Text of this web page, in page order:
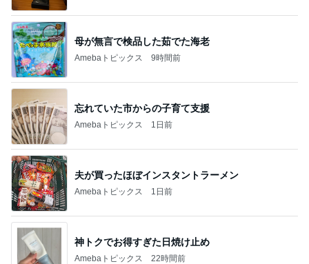
母が無言で検品した茹でた海老
Amebaトピックス 9時間前
忘れていた市からの子育て支援
Amebaトピックス 1日前
夫が買ったほぼインスタントラーメン
Amebaトピックス 1日前
神トクでお得すぎた日焼け止め
Amebaトピックス 22時間前